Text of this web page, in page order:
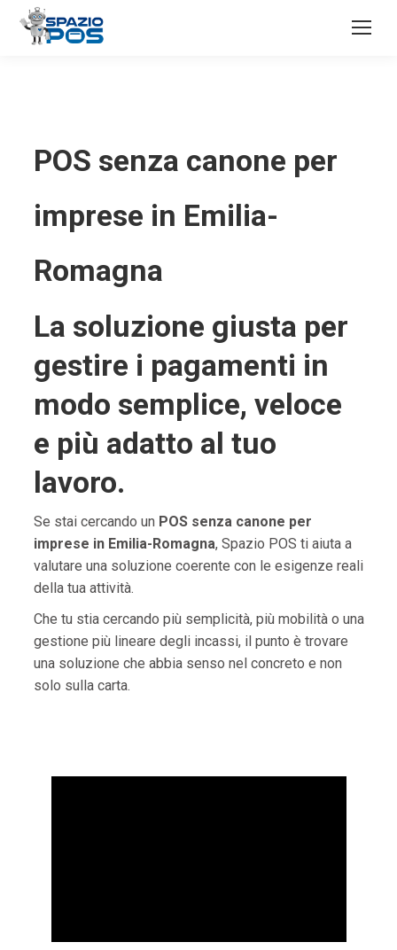
POS senza canone per
imprese in Emilia-
Romagna
La soluzione giusta per
gestire i pagamenti in
modo semplice, veloce
e più adatto al tuo
lavoro.
Se stai cercando un POS senza canone per
imprese in Emilia-Romagna, Spazio POS ti aiuta a
valutare una soluzione coerente con le esigenze reali
della tua attività.
Che tu stia cercando più semplicità, più mobilità o una
gestione più lineare degli incassi, il punto è trovare
una soluzione che abbia senso nel concreto e non
solo sulla carta.